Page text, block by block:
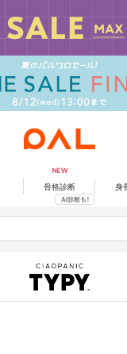
骨格診断 身